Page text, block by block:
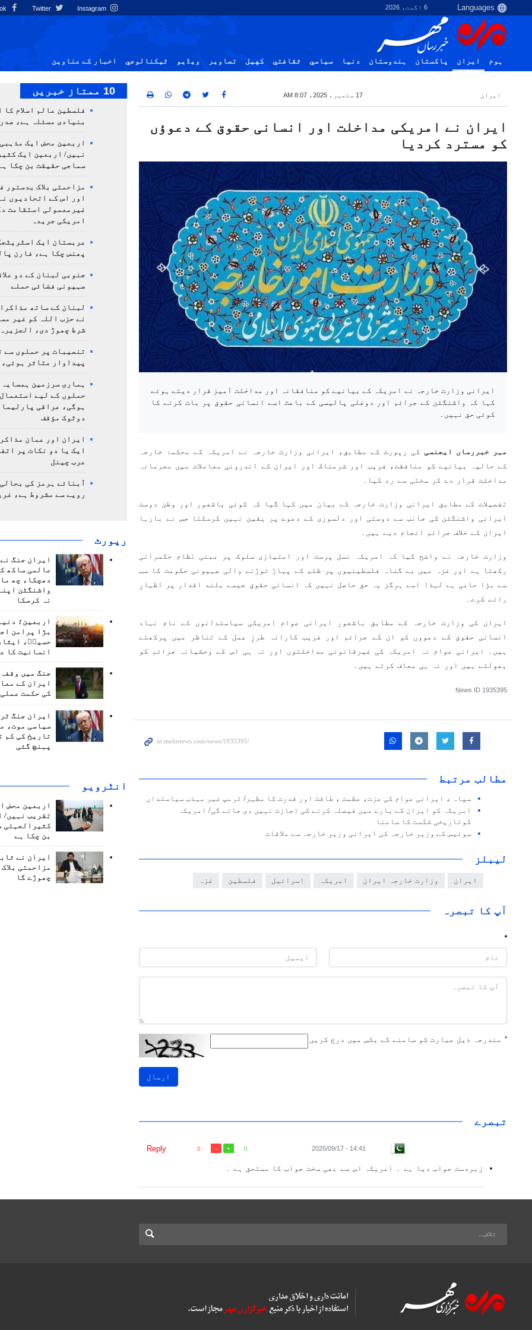
6 اگست، 2026 Instagram
ہوم ایران پاکستان ہندوستان دنیا سياسي ثقافتي کهيل تصاوير ویڈیو ٹيكنالوجي اخبار کے عناوین
ایران 17 ستمبر، 2025، 8:07 AM
ایران نے امریکی مداخلت اور انسانی حقوق کے دعوؤں
کو مسترد کردیا
ایرانی وزارت خارجہ نے امریکہ کے بیانیے کو منافقانہ اور مداخلت آمیز قرار دیتے ہوئے
کہا کہ واشنگٹن کے جرائم اور دوغلی پالیسی کے باعث اسے انسانی حقوق پر بات کرنے کا
کوئی حق نہیں۔
مہر خبررساں ایجنسی کی رپورٹ کے مطابق، ایرانی وزارت خارجہ نے امریکہ کے محکمۂ خارجہ
کے حالیہ بیانیے کو منافقت، فریب اور شرمناک اور ایران کے اندرونی معاملات میں مجرمانہ
مداخلت قرار دے کر سختی سے رد کیا۔
تفصیلات کے مطابق ایرانی وزارت خارجہ کے بیان میں کہا گیا کہ کوئی باشعور اور وطن دوست
ایرانی واشنگٹن کی جانب سے دوستی اور دلسوزی کے دعوے پر یقین نہیں کرسکتا جس نے بارہا
ایران کے خلاف جرائم انجام دیے ہیں۔
وزارت خارجہ نے واضح کیا کہ امریکہ نسل پرست اور امتیازی سلوک پر مبنی نظام حکمرانی
رکھتا ہے اور غزہ میں بے گناہ فلسطینیوں پر ظلم کے پہاڑ توڑنے والی صہیونی حکومت کا سب
سے بڑا حامی ہے لہذا اسے ہرگز یہ حق حاصل نہیں کہ انسانی حقوق جیسے بلند اقدار پر اظہارِ
رائے کرے۔
ایران کی وزارت خارجہ کے مطابق باشعور ایرانی عوام امریکی سیاستدانوں کے نام نہاد
انسانی حقوق کے دعووں کو ان کے جرائم اور فریب کارانہ طرزِ عمل کے تناظر میں پرکھتے
ہیں۔ ایرانی عوام نہ امریکہ کی غیرقانونی مداخلتوں اور نہ ہی اس کے وحشیانہ جرائم کو
بھولتے ہیں اور نہ ہی معاف کرتے ہیں۔
News ID 1935395
مطالب مرتبط
سپاہ ، ایرانی عوام کی عزت، عظمت ، طاقت اور قدرت کا مظہر/ ٹرمپ غیر مہذب سیاستداں
امریکہ کو ایران کے بارے میں فیصلہ کرنے کی اجازت نہیں دی جائے گی/ امریکہ
کوتاریخی شکست کا سامنا
سوئیس کے وزیر خارجہ کی ایرانی وزیر خارجہ سے ملاقات
لیبلز
ایران وزارت خارجہ ایران امریکہ اسرائیل فلسطین غزہ
آپ کا تبصرہ
* مندرجہ ذیل عبارت کو سامنے کے بکس میں درج کریں
ارسال
تبصرے
14:41 - 2025/09/17
0
0
Reply
زبردست جواب دیا ہے ۔ امریکہ اس سے بھی سخت جواب کا مستحق ہے ۔
10 ممتاز خبریں
فلسطین عالم اسلام کا
بنیادی مسئلہ ہے،
اربعین محض ایک
نہیں/ اربعین ایک
سماجی حقیقت بن چکا
مزاحمتی بلاک بدستور
اور اس کے اتحادیوں
غیرمعمولی استقامت
امریکی جریدہ
عربستان ایک
پھنس چکا ہے، فارن
جنوبی لبنان کے دو
صہیونی فضائی حملے
لبنان کے ساتھ
نے حزب اللہ کو غیر
شرط چھوڑ دی، الجزیرہ
تنصیبات پر حملوں سے
پیداوار متاثر ہوئی،
ہماری سرزمین ہمسایہ
حملوں کے لیے
ہوگی، عراقی
دوٹوک مؤقف
ایران اور عمان
ایک یا دو نکات پر
عرب چینل
آبنائے ہرمز کی
رویے سے مشروط ہے،
رپورٹ
ایران جنگ
عالمی ساکھ
دھچکا، چھ
واشنگٹن
نہ کرسکا
اربعین؛
بڑا پرامن
حسینؑ،
انسانیت کا
جنگ میں
ایران کے
کی حکمت
ایران جنگ
سیاسی موت،
تاریخ کی کم
پہنچ گئی
انٹرويو
اربعین محض
تقریب نہیں/
کثیرالجہتی
بن چکا ہے
ایران نے
مزاحمتی
چھوڑے گا